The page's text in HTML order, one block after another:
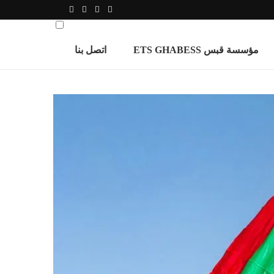
مؤسسة قبس ETS GHABESS اتصل بنا